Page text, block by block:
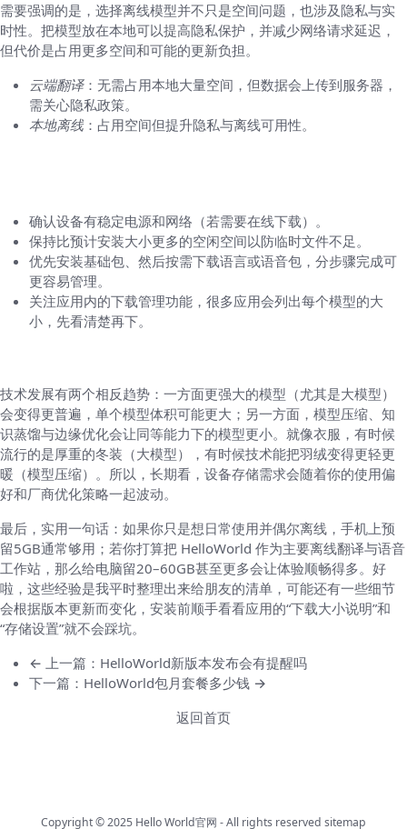
需要强调的是，选择离线模型并不只是空间问题，也涉及隐私与实
时性。把模型放在本地可以提高隐私保护，并减少网络请求延迟，
但代价是占用更多空间和可能的更新负担。
云端翻译：无需占用本地大量空间，但数据会上传到服务器，
需关心隐私政策。
本地离线 ：占用空间但提升隐私与离线可用性。
确认设备有稳定电源和网络（若需要在线下载）。
保持比预计安装大小更多的空闲空间以防临时文件不足。
优先安装基础包、然后按需下载语言或语音包，分步骤完成可
更容易管理。
关注应用内的下载管理功能，很多应用会列出每个模型的大
小，先看清楚再下。
技术发展有两个相反趋势：一方面更强大的模型（尤其是大模型）
会变得更普遍，单个模型体积可能更大；另一方面，模型压缩、知
识蒸馏与边缘优化会让同等能力下的模型更小。就像衣服，有时候
流行的是厚重的冬装（大模型），有时候技术能把羽绒变得更轻更
暖（模型压缩）。所以，长期看，设备存储需求会随着你的使用偏
好和厂商优化策略一起波动。
最后，实用一句话：如果你只是想日常使用并偶尔离线，手机上预
留5GB通常够用；若你打算把 HelloWorld 作为主要离线翻译与语音
工作站，那么给电脑留20–60GB甚至更多会让体验顺畅得多。好
啦，这些经验是我平时整理出来给朋友的清单，可能还有一些细节
会根据版本更新而变化，安装前顺手看看应用的“下载大小说明”和
“存储设置”就不会踩坑。
← 上一篇：HelloWorld新版本发布会有提醒吗
下一篇：HelloWorld包月套餐多少钱 →
返回首页
Copyright © 2025 Hello World官网 - All rights reserved sitemap